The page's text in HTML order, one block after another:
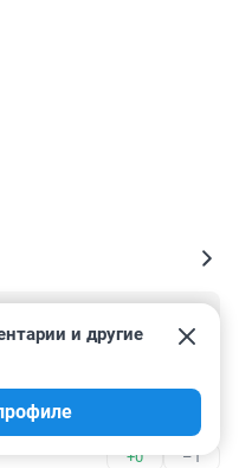
крыло доставляет.
верные.
упираться... вроде
+0 –1
и другие